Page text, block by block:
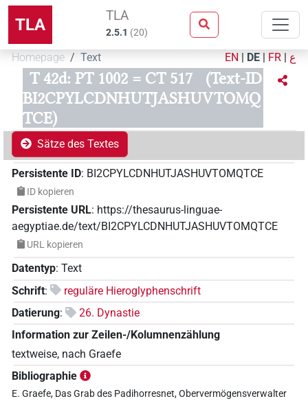
TLA TLA
2.5.1 (20)
Homepage Text EN | DE | FR | ع
T 42d: PT 1002 = CT 517
(Text-ID
BI2CPYLCDNHUTJASHUVTOMQ
TCE)
Sätze des Textes
Persistente ID: BI2CPYLCDNHUTJASHUVTOMQTCE
ID kopieren
Persistente URL: https://thesaurus-linguae-
aegyptiae.de/text/BI2CPYLCDNHUTJASHUVTOMQTCE
URL kopieren
Datentyp: Text
Schrift:
reguläre Hieroglyphenschrift
Datierung:
26. Dynastie
Information zur Zeilen-/Kolumnenzählung
textweise, nach Graefe
Bibliographie
E. Graefe, Das Grab des Padihorresnet, Obervermögensverwalter